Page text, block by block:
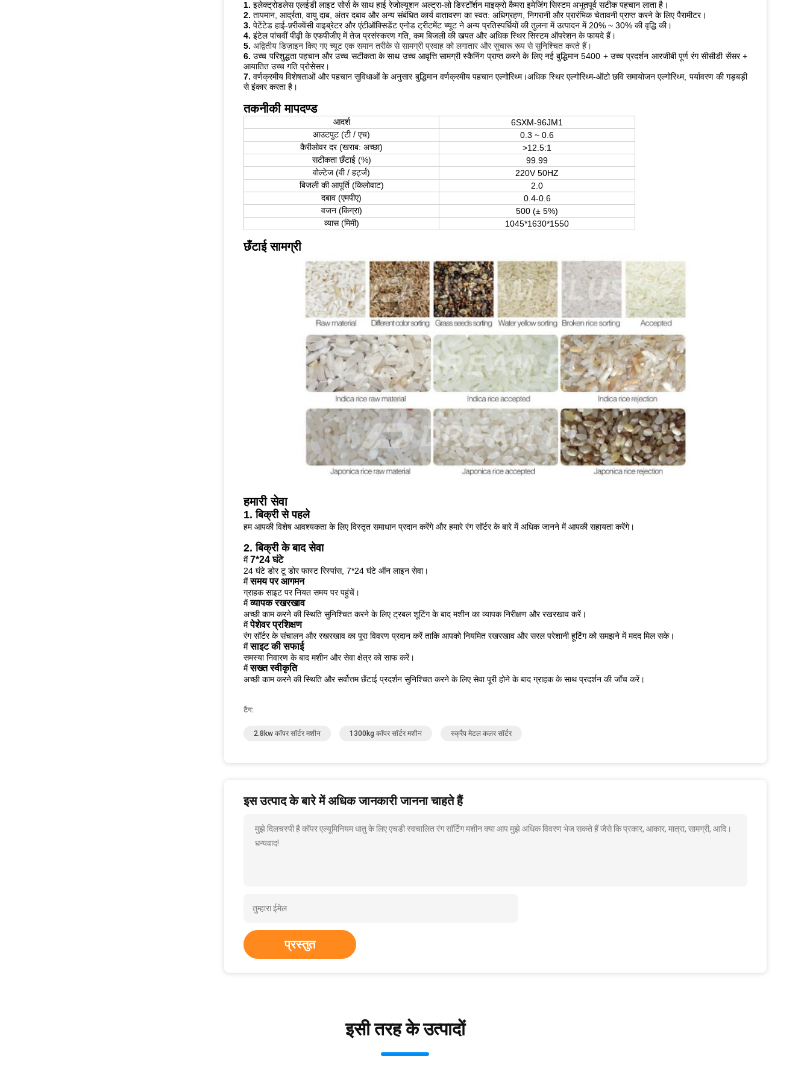
1. इलेक्ट्रोडलेस एलईडी लाइट सोर्स के साथ हाई रेजोल्यूशन अल्ट्रा-लो डिस्टॉर्शन माइक्रो कैमरा इमेजिंग सिस्टम अभूतपूर्व सटीक पहचान लाता है।
2. तापमान, आर्द्रता, वायु दाब, अंतर दबाव और अन्य संबंधित कार्य वातावरण का स्वत: अधिग्रहण, निगरानी और प्रारंभिक चेतावनी प्राप्त करने के लिए पैरामीटर।
3. पेटेंटेड हाई-फ़्रीक्वेंसी वाइब्रेटर और एंटीऑक्सिडेंट एनोड ट्रीटमेंट च्यूट ने अन्य प्रतिस्पर्धियों की तुलना में उत्पादन में 20% ~ 30% की वृद्धि की।
4. इंटेल पांचवीं पीढ़ी के एफपीजीए में तेज प्रसंस्करण गति, कम बिजली की खपत और अधिक स्थिर सिस्टम ऑपरेशन के फायदे हैं।
5. अद्वितीय डिज़ाइन किए गए च्यूट एक समान तरीके से सामग्री प्रवाह को लगातार और सुचारू रूप से सुनिश्चित करते हैं।
6.उच्च परिशुद्धता पहचान और उच्च सटीकता के साथ उच्च आवृत्ति सामग्री स्कैनिंग प्राप्त करने के लिए नई बुद्धिमान 5400 + उच्च प्रदर्शन आरजीबी पूर्ण रंग सीसीडी सेंसर +
आयातित उच्च गति प्रोसेसर।
7.वर्णक्रमीय विशेषताओं और पहचान सुविधाओं के अनुसार बुद्धिमान वर्णक्रमीय पहचान एल्गोरिथ्म।अधिक स्थिर एल्गोरिथ्म-ऑटो छवि समायोजन एल्गोरिथ्म, पर्यावरण की गड़बड़ी
से इंकार करता है।
तकनीकी मापदण्ड
आदर्श
6SXM-96JM1
आउटपुट (टी / एच)
0.3 ~ 0.6
कैरीओवर दर (खराब: अच्छा)
>12.5:1
सटीकता छँटाई (%)
99.99
वोल्टेज (वी / हर्ट्ज)
220V 50HZ
बिजली की आपूर्ति (किलोवाट)
2.0
दबाव (एमपीए)
0.4-0.6
वजन (किग्रा)
500 (± 5%)
व्यास (मिमी)
1045*1630*1550
छँटाई सामग्री
हमारी सेवा
1. बिक्री से पहले
हम आपकी विशेष आवश्यकता के लिए विस्तृत समाधान प्रदान करेंगे और हमारे रंग सॉर्टर के बारे में अधिक जानने में आपकी सहायता करेंगे।
2. बिक्री के बाद सेवा
मैं7*24 घंटे
24 घंटे डोर टू डोर फास्ट रिस्पांस, 7*24 घंटे ऑन लाइन सेवा।
मैंसमय पर आगमन
ग्राहक साइट पर नियत समय पर पहुंचें।
मैंव्यापक रखरखाव
अच्छी काम करने की स्थिति सुनिश्चित करने के लिए ट्रबल शूटिंग के बाद मशीन का व्यापक निरीक्षण और रखरखाव करें।
मैंपेशेवर प्रशिक्षण
रंग सॉर्टर के संचालन और रखरखाव का पूरा विवरण प्रदान करें ताकि आपको नियमित रखरखाव और सरल परेशानी हूटिंग को समझने में मदद मिल सके।
मैंसाइट की सफाई
समस्या निवारण के बाद मशीन और सेवा क्षेत्र को साफ करें।
मैंसख्त स्वीकृति
अच्छी काम करने की स्थिति और सर्वोत्तम छँटाई प्रदर्शन सुनिश्चित करने के लिए सेवा पूरी होने के बाद ग्राहक के साथ प्रदर्शन की जाँच करें।
टैग:
2.8kw कॉपर सॉर्टर मशीन 1300kg कॉपर सॉर्टर मशीन स्क्रैप मेटल कलर सॉर्टर
इस उत्पाद के बारे में अधिक जानकारी जानना चाहते हैं
मुझे दिलचस्पी है कॉपर एल्यूमिनियम धातु के लिए एचडी स्वचालित रंग सॉर्टिंग मशीन क्या आप मुझे अधिक विवरण भेज सकते हैं जैसे कि प्रकार, आकार, मात्रा, सामग्री, आदि।
धन्यवाद!
प्रस्तुत
इसी तरह के उत्पादों